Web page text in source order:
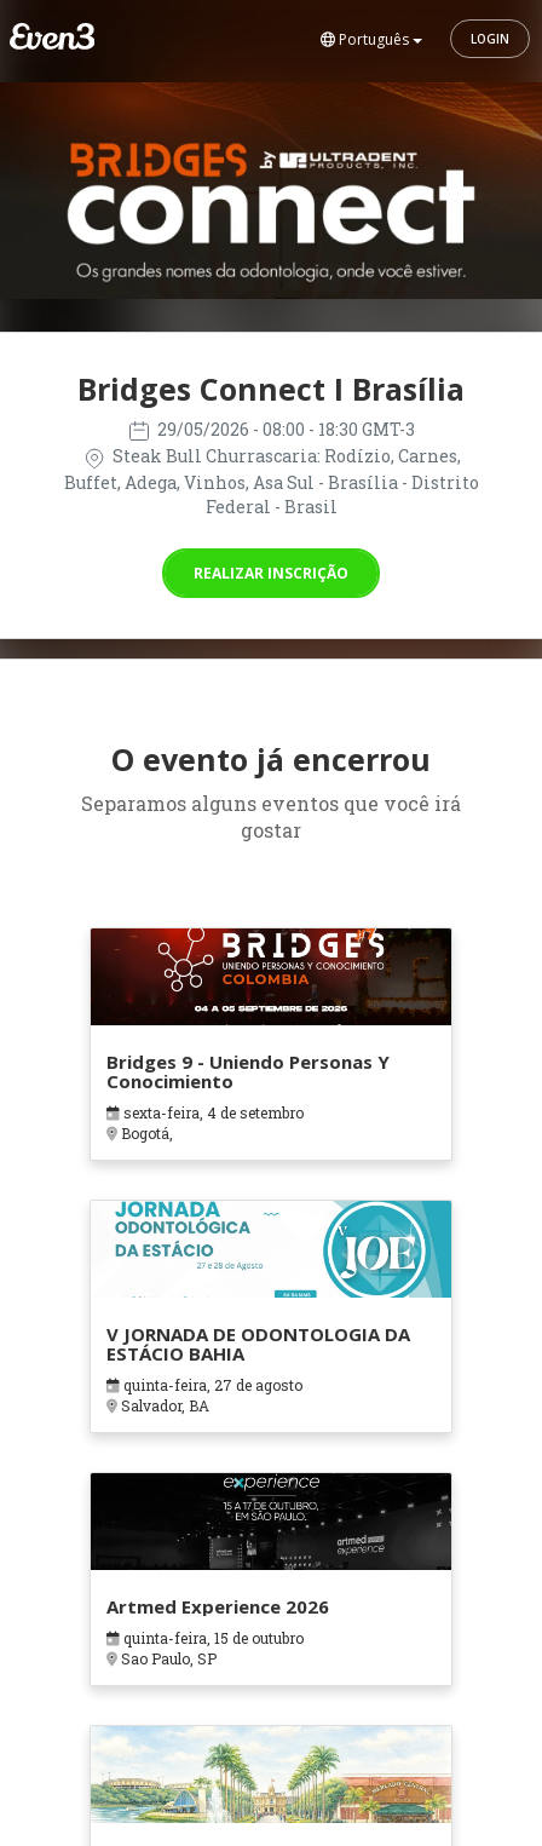
Português LOGIN
Bridges Connect I Brasília
29/05/2026 - 08:00 - 18:30 GMT-3
Steak Bull Churrascaria: Rodízio, Carnes,
Buffet, Adega, Vinhos, Asa Sul - Brasília - Distrito
Federal - Brasil
REALIZAR INSCRIÇÃO
O evento já encerrou
Separamos alguns eventos que você irá
gostar
Bridges 9 - Uniendo Personas Y
Conocimiento
sexta-feira, 4 de setembro
Bogotá,
V JORNADA DE ODONTOLOGIA DA
ESTÁCIO BAHIA
quinta-feira, 27 de agosto
Salvador, BA
Artmed Experience 2026
quinta-feira, 15 de outubro
Sao Paulo, SP